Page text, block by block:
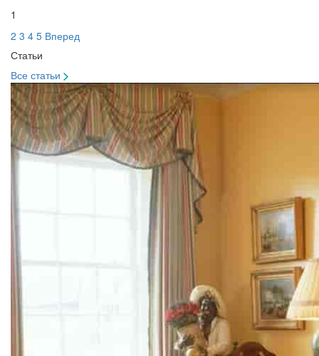
1
2 3 4 5 Вперед
Статьи
Все статьи